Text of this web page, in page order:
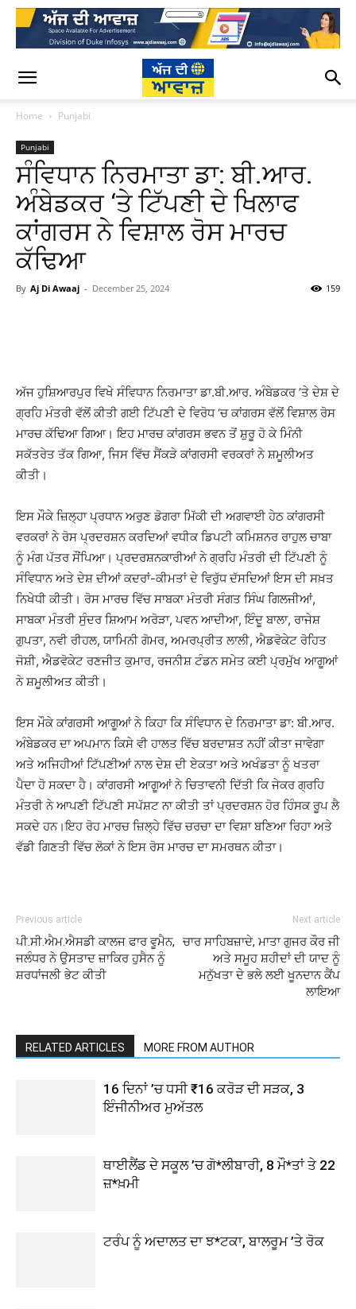
Home Punjabi
Punjabi
ਸੰਵਿਧਾਨ ਨਿਰਮਾਤਾ ਡਾ: ਬੀ.ਆਰ.
ਅੰਬੇਡਕਰ ‘ਤੇ ਟਿੱਪਣੀ ਦੇ ਖਿਲਾਫ
ਕਾਂਗਰਸ ਨੇ ਵਿਸ਼ਾਲ ਰੋਸ ਮਾਰਚ
ਕੱਢਿਆ
By Aj Di Awaaj - December 25, 2024 159
ਅੱਜ ਹੁਸ਼ਿਆਰਪੁਰ ਵਿਖੇ ਸੰਵਿਧਾਨ ਨਿਰਮਾਤਾ ਡਾ.ਬੀ.ਆਰ. ਅੰਬੇਡਕਰ ’ਤੇ ਦੇਸ਼ ਦੇ
ਗ੍ਰਹਿ ਮੰਤਰੀ ਵੱਲੋਂ ਕੀਤੀ ਗਈ ਟਿੱਪਣੀ ਦੇ ਵਿਰੋਧ ‘ਚ ਕਾਂਗਰਸ ਵੱਲੋਂ ਵਿਸ਼ਾਲ ਰੋਸ
ਮਾਰਚ ਕੱਢਿਆ ਗਿਆ। ਇਹ ਮਾਰਚ ਕਾਂਗਰਸ ਭਵਨ ਤੋਂ ਸ਼ੁਰੂ ਹੋ ਕੇ ਮਿੰਨੀ
ਸਕੱਤਰੇਤ ਤੱਕ ਗਿਆ, ਜਿਸ ਵਿੱਚ ਸੈਂਕੜੇ ਕਾਂਗਰਸੀ ਵਰਕਰਾਂ ਨੇ ਸ਼ਮੂਲੀਅਤ
ਕੀਤੀ।
ਇਸ ਮੌਕੇ ਜ਼ਿਲ੍ਹਾ ਪ੍ਰਧਾਨ ਅਰੁਣ ਡੋਗਰਾ ਮਿੱਕੀ ਦੀ ਅਗਵਾਈ ਹੇਠ ਕਾਂਗਰਸੀ
ਵਰਕਰਾਂ ਨੇ ਰੋਸ ਪ੍ਰਦਰਸ਼ਨ ਕਰਦਿਆਂ ਵਧੀਕ ਡਿਪਟੀ ਕਮਿਸ਼ਨਰ ਰਾਹੁਲ ਚਾਬਾ
ਨੂੰ ਮੰਗ ਪੱਤਰ ਸੌਂਪਿਆ। ਪ੍ਰਦਰਸ਼ਨਕਾਰੀਆਂ ਨੇ ਗ੍ਰਹਿ ਮੰਤਰੀ ਦੀ ਟਿੱਪਣੀ ਨੂੰ
ਸੰਵਿਧਾਨ ਅਤੇ ਦੇਸ਼ ਦੀਆਂ ਕਦਰਾਂ-ਕੀਮਤਾਂ ਦੇ ਵਿਰੁੱਧ ਦੱਸਦਿਆਂ ਇਸ ਦੀ ਸਖ਼ਤ
ਨਿਖੇਧੀ ਕੀਤੀ। ਰੋਸ ਮਾਰਚ ਵਿੱਚ ਸਾਬਕਾ ਮੰਤਰੀ ਸੰਗਤ ਸਿੰਘ ਗਿਲਜੀਆਂ,
ਸਾਬਕਾ ਮੰਤਰੀ ਸੁੰਦਰ ਸ਼ਿਆਮ ਅਰੋੜਾ, ਪਵਨ ਆਦੀਆ, ਇੰਦੂ ਬਾਲਾ, ਰਾਜੇਸ਼
ਗੁਪਤਾ, ਨਵੀ ਰੀਹਲ, ਯਾਮਿਨੀ ਗੋਮਰ, ਅਮਰਪ੍ਰੀਤ ਲਾਲੀ, ਐਡਵੋਕੇਟ ਰੋਹਿਤ
ਜੋਸ਼ੀ, ਐਡਵੋਕੇਟ ਰਣਜੀਤ ਕੁਮਾਰ, ਰਜਨੀਸ਼ ਟੰਡਨ ਸਮੇਤ ਕਈ ਪ੍ਰਮੁੱਖ ਆਗੂਆਂ
ਨੇ ਸ਼ਮੂਲੀਅਤ ਕੀਤੀ।
ਇਸ ਮੌਕੇ ਕਾਂਗਰਸੀ ਆਗੂਆਂ ਨੇ ਕਿਹਾ ਕਿ ਸੰਵਿਧਾਨ ਦੇ ਨਿਰਮਾਤਾ ਡਾ: ਬੀ.ਆਰ.
ਅੰਬੇਡਕਰ ਦਾ ਅਪਮਾਨ ਕਿਸੇ ਵੀ ਹਾਲਤ ਵਿੱਚ ਬਰਦਾਸ਼ਤ ਨਹੀਂ ਕੀਤਾ ਜਾਵੇਗਾ
ਅਤੇ ਅਜਿਹੀਆਂ ਟਿੱਪਣੀਆਂ ਨਾਲ ਦੇਸ਼ ਦੀ ਏਕਤਾ ਅਤੇ ਅਖੰਡਤਾ ਨੂੰ ਖਤਰਾ
ਪੈਦਾ ਹੋ ਸਕਦਾ ਹੈ। ਕਾਂਗਰਸੀ ਆਗੂਆਂ ਨੇ ਚਿਤਾਵਨੀ ਦਿੱਤੀ ਕਿ ਜੇਕਰ ਗ੍ਰਹਿ
ਮੰਤਰੀ ਨੇ ਆਪਣੀ ਟਿੱਪਣੀ ਸਪੱਸ਼ਟ ਨਾ ਕੀਤੀ ਤਾਂ ਪ੍ਰਦਰਸ਼ਨ ਹੋਰ ਹਿੰਸਕ ਰੂਪ ਲੈ
ਸਕਦੇ ਹਨ।ਇਹ ਰੋਹ ਮਾਰਚ ਜ਼ਿਲ੍ਹੇ ਵਿੱਚ ਚਰਚਾ ਦਾ ਵਿਸ਼ਾ ਬਣਿਆ ਰਿਹਾ ਅਤੇ
ਵੱਡੀ ਗਿਣਤੀ ਵਿੱਚ ਲੋਕਾਂ ਨੇ ਇਸ ਰੋਸ ਮਾਰਚ ਦਾ ਸਮਰਥਨ ਕੀਤਾ।
Previous article
ਪੀ.ਸੀ.ਐਮ.ਐਸਡੀ ਕਾਲਜ ਫਾਰ ਵੂਮੈਨ,
ਜਲੰਧਰ ਨੇ ਉਸਤਾਦ ਜ਼ਾਕਿਰ ਹੁਸੈਨ ਨੂੰ
ਸ਼ਰਧਾਂਜਲੀ ਭੇਟ ਕੀਤੀ
Next article
ਚਾਰ ਸਾਹਿਬਜ਼ਾਦੇ, ਮਾਤਾ ਗੁਜਰ ਕੌਰ ਜੀ
ਅਤੇ ਸਮੂਹ ਸ਼ਹੀਦਾਂ ਦੀ ਯਾਦ ਨੂੰ
ਮਨੁੱਖਤਾ ਦੇ ਭਲੇ ਲਈ ਖੂਨਦਾਨ ਕੈਂਪ
ਲਾਇਆ
RELATED ARTICLES MORE FROM AUTHOR
16 ਦਿਨਾਂ ’ਚ ਧਸੀ ₹16 ਕਰੋੜ ਦੀ ਸੜਕ, 3
ਇੰਜੀਨੀਅਰ ਮੁਅੱਤਲ
ਥਾਈਲੈਂਡ ਦੇ ਸਕੂਲ ’ਚ ਗੋ*ਲੀਬਾਰੀ, 8 ਮੌ*ਤਾਂ ਤੇ 22
ਜ਼*ਖ਼ਮੀ
ਟਰੰਪ ਨੂੰ ਅਦਾਲਤ ਦਾ ਝ*ਟਕਾ, ਬਾਲਰੂਮ ’ਤੇ ਰੋਕ